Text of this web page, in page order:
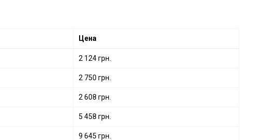
Цена
2 124 грн.
2 750 грн.
2 608 грн.
5 458 грн.
9 645 грн.